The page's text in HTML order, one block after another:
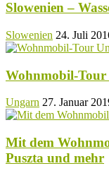
Slowenien –
Slowenien 24. Juli
Wohnmobil-Tour
Ungarn 27. Januar
Mit dem
Puszta und mehr